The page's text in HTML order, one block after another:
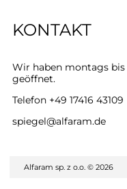
KONTAKT
Wir haben montags bis
geöffnet.
Telefon +49 17416 43109
spiegel@alfaram.de
Alfaram sp. z o.o. © 2026